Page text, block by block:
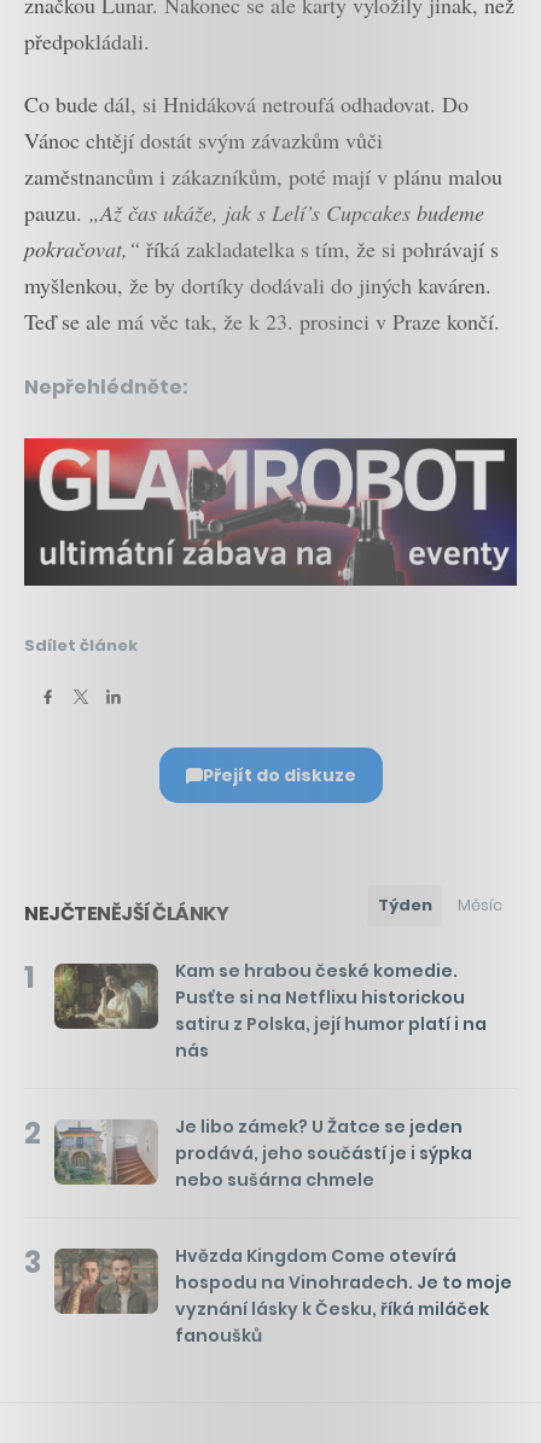
předpokládali.
Co bude dál, si Hnidáková netroufá odhadovat. Do
Vánoc chtějí dostát svým závazkům vůči
zaměstnancům i zákazníkům, poté mají v plánu malou
pauzu. „Až čas ukáže, jak s Lelí’s Cupcakes budeme
pokračovat,“ říká zakladatelka s tím, že si pohrávají s
myšlenkou, že by dortíky dodávali do jiných kaváren.
Teď se ale má věc tak, že k 23. prosinci v Praze končí.
Nepřehlédněte:
Sdílet článek
Přejít do diskuze
NEJČTENĚJŠÍ ČLÁNKY Týden Měsíc
1
Kam se hrabou české komedie.
Pusťte si na Netflixu historickou
satiru z Polska, její humor platí i na
nás
2
Je libo zámek? U Žatce se jeden
prodává, jeho součástí je i sýpka
nebo sušárna chmele
3
Hvězda Kingdom Come otevírá
hospodu na Vinohradech. Je to moje
vyznání lásky k Česku, říká miláček
fanoušků